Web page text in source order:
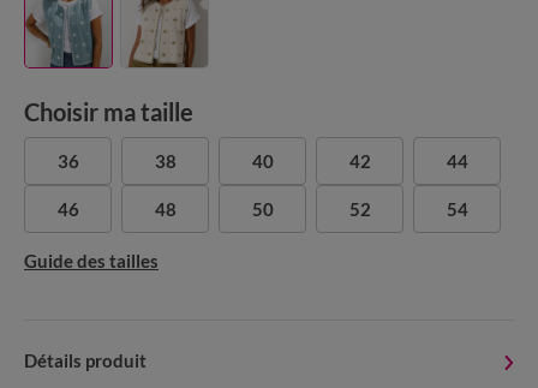
Choisir ma taille
36 38 40 42 44
46 48 50 52 54
Guide des tailles
Détails produit